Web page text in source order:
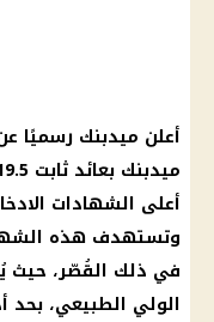
أعلن ميدبنك رسميًا
أعلى الشهادات
وتستهدف هذه
في ذلك القُصّر، حيث
الولي الطبيعي، بحد أدنى